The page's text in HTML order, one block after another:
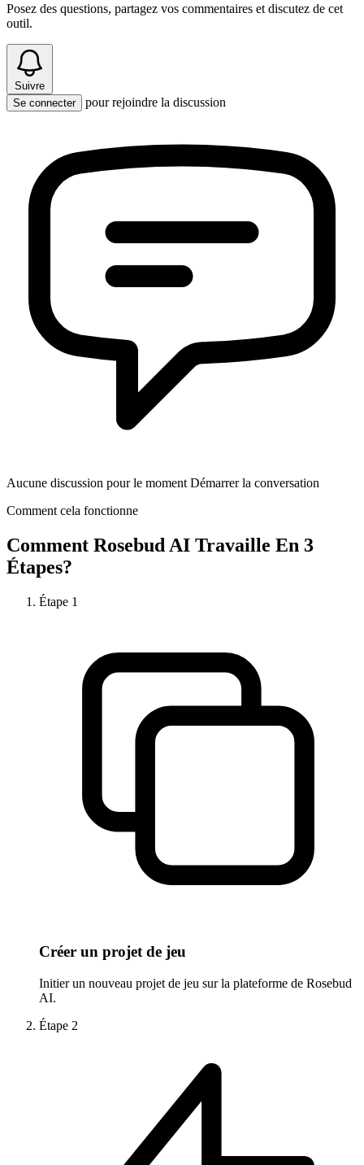
Posez des questions, partagez vos commentaires et discutez de cet
outil.
Suivre
Se connecter
pour rejoindre la discussion
Aucune discussion pour le moment Démarrer la conversation
Comment cela fonctionne
Comment Rosebud AI Travaille En 3
Étapes?
Étape 1
Créer un projet de jeu
Initier un nouveau projet de jeu sur la plateforme de Rosebud
AI.
Étape 2